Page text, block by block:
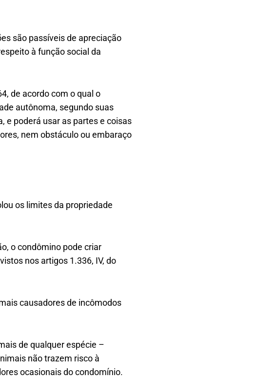
são passíveis de apreciação
à função social da
de acordo com o qual o
autônoma, segundo suas
e poderá usar as partes e coisas
nem obstáculo ou embaraço
os limites da propriedade
o condômino pode criar
nos artigos 1.336, IV, do
causadores de incômodos
de qualquer espécie –
não trazem risco à
ocasionais do condomínio.